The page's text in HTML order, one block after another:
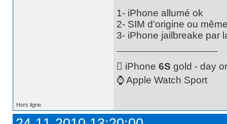
1- iPhone allumé ok
2- SIM d'origine ou
3- iPhone jailbreake par
 iPhone 6S gold - day
⌚️ Apple Watch Sport
Hors ligne